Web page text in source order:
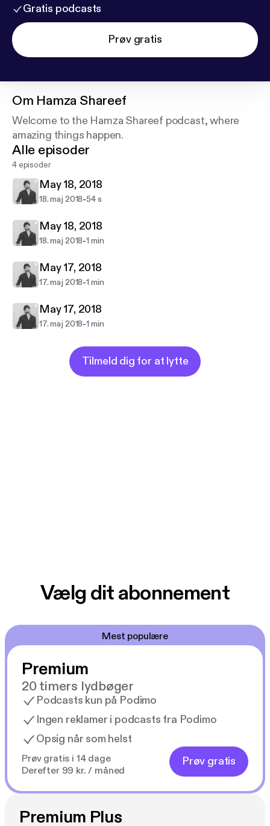
Gratis podcasts
Prøv gratis
Om Hamza Shareef
Welcome to the Hamza Shareef podcast, where
amazing things happen.
Alle episoder
4 episoder
May 18, 2018
18. maj 2018-54 s
May 18, 2018
18. maj 2018-1 min
May 17, 2018
17. maj 2018-1 min
May 17, 2018
17. maj 2018-1 min
Tilmeld dig for at lytte
Vælg dit abonnement
Mest populære
Premium
20 timers lydbøger
Podcasts kun på Podimo
Ingen reklamer i podcasts fra Podimo
Opsig når som helst
Prøv gratis i 14 dage
Derefter 99 kr. / måned
Prøv gratis
Premium Plus